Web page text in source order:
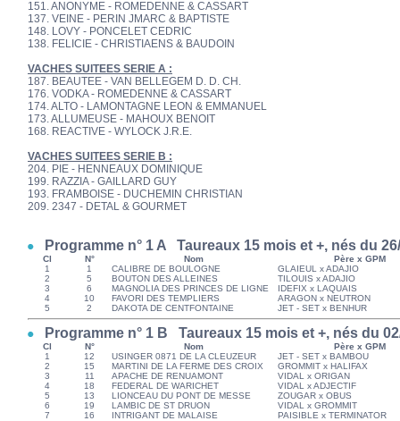
151. ANONYME - ROMEDENNE & CASSART
137. VEINE - PERIN JMARC & BAPTISTE
148. LOVY - PONCELET CEDRIC
138. FELICIE - CHRISTIAENS & BAUDOIN
VACHES SUITEES SERIE A :
187. BEAUTEE - VAN BELLEGEM D. D. CH.
176. VODKA - ROMEDENNE & CASSART
174. ALTO - LAMONTAGNE LEON & EMMANUEL
173. ALLUMEUSE - MAHOUX BENOIT
168. REACTIVE - WYLOCK J.R.E.
VACHES SUITEES SERIE B :
204. PIE - HENNEAUX DOMINIQUE
199. RAZZIA - GAILLARD GUY
193. FRAMBOISE - DUCHEMIN CHRISTIAN
209. 2347 - DETAL & GOURMET
Programme n° 1 A Taureaux 15 mois et +, nés du
Cl N° Nom
Père x GPM
1
1 CALIBRE DE BOULOGNE
GLAIEUL x ADAJIO
2
5 BOUTON DES ALLEINES
TILOUIS x ADAJIO
3
6 MAGNOLIA DES PRINCES DE LIGNE
IDEFIX x LAQUAIS
4
10 FAVORI DES TEMPLIERS
ARAGON x NEUTRON
5
2 DAKOTA DE CENTFONTAINE JET - SET x BENHUR
Programme n° 1 B Taureaux 15 mois et +, nés du
Cl N° Nom
Père x GPM
1
12 USINGER 0871 DE LA CLEUZEUR
JET - SET x BAMBOU
2
15 MARTINI DE LA FERME DES CROIX
GROMMIT x HALIFAX
3
11 APACHE DE RENUAMONT
VIDAL x ORIGAN
4
18 FEDERAL DE WARICHET
VIDAL x ADJECTIF
5
13 LIONCEAU DU PONT DE MESSE
ZOUGAR x OBUS
6
19 LAMBIC DE ST DRUON
VIDAL x GROMMIT
7
16 INTRIGANT DE MALAISE PAISIBLE x TERMINATOR